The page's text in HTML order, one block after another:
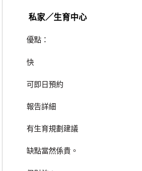
私家／生育中心
優點：
快
可即日預約
報告詳細
有生育規劃建議
缺點當然係貴。